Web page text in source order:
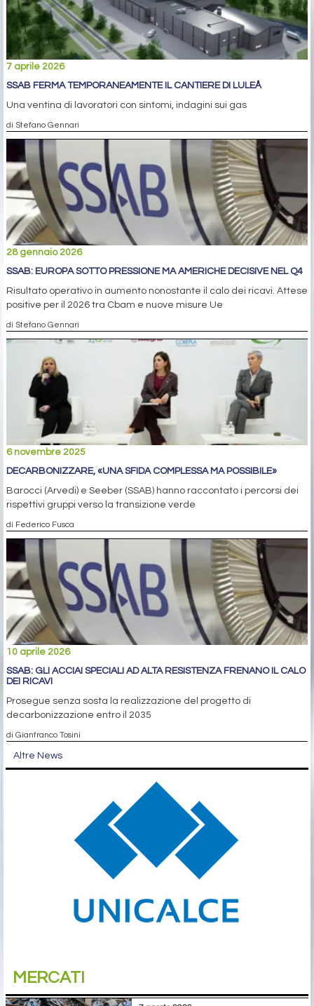
7 aprile 2026
SSAB FERMA TEMPORANEAMENTE IL CANTIERE DI LULEÅ
Una ventina di lavoratori con sintomi, indagini sui gas
di Stefano Gennari
28 gennaio 2026
SSAB: EUROPA SOTTO PRESSIONE MA AMERICHE DECISIVE NEL Q4
Risultato operativo in aumento nonostante il calo dei ricavi. Attese
positive per il 2026 tra Cbam e nuove misure Ue
di Stefano Gennari
6 novembre 2025
DECARBONIZZARE, «UNA SFIDA COMPLESSA MA POSSIBILE»
Barocci (Arvedi) e Seeber (SSAB) hanno raccontato i percorsi dei
rispettivi gruppi verso la transizione verde
di Federico Fusca
10 aprile 2026
SSAB: GLI ACCIAI SPECIALI AD ALTA RESISTENZA FRENANO IL CALO
DEI RICAVI
Prosegue senza sosta la realizzazione del progetto di
decarbonizzazione entro il 2035
di Gianfranco Tosini
Altre News
MERCATI